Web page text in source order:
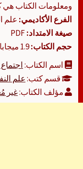
ومعلومات الكتاب هي
الفرع الأكاديمي: علم
صيغة الامتداد:
حجم الكتاب:1.9 ميجابايت
اسم الكتاب:
قسم كتب:علم
مؤلف الكتاب:غير